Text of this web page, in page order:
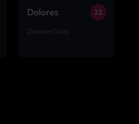
Dolores 22
Zielona Góra